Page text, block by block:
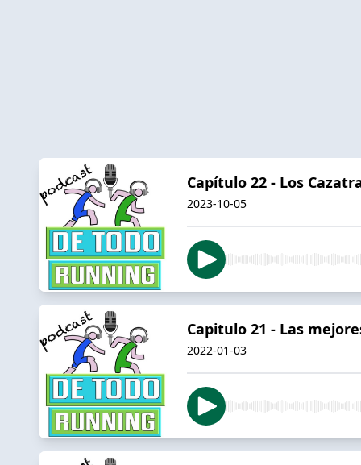
Capítulo 22 - Los
2023-10-05
Capitulo 21 - Las
2022-01-03